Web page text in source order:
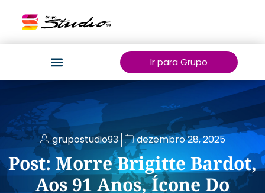
Ir para Grupo
grupostudio93 dezembro 28, 2025
Post: Morre Brigitte Bardot,
Aos 91 Anos, Ícone Do